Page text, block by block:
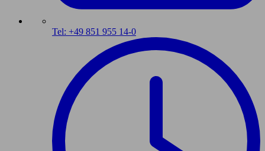
Tel: +49 851 955 14-0